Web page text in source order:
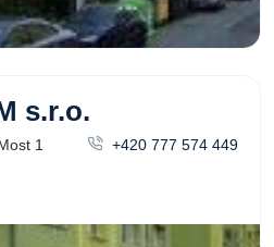
s.r.o.
1
+420 777 574 449